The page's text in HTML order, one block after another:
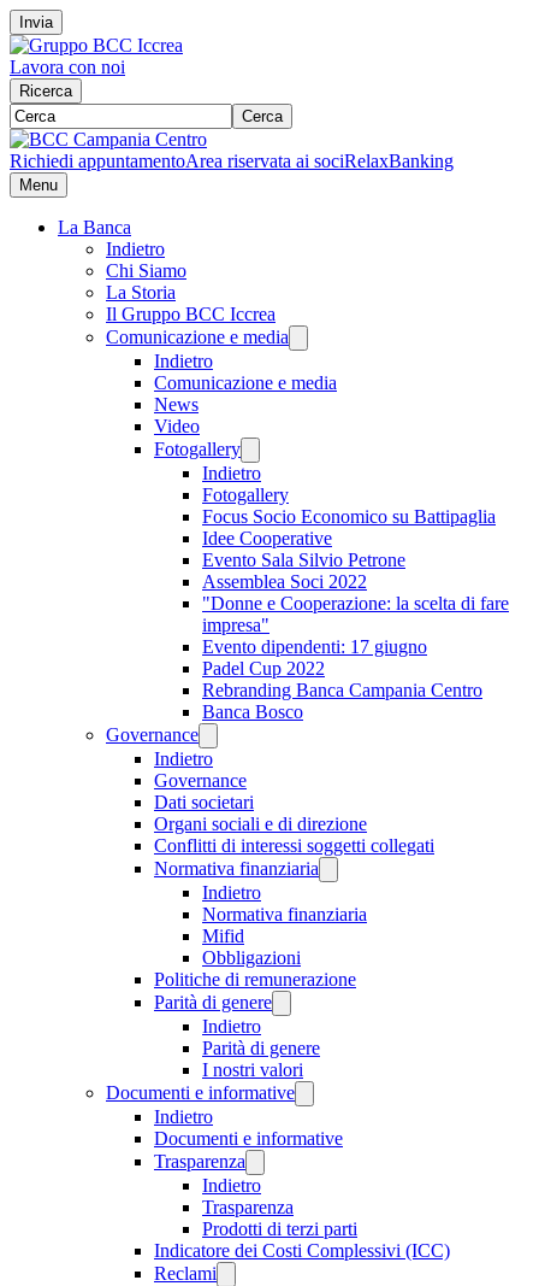
Invia
Lavora con noi
Ricerca
Cerca
Richiedi appuntamentoArea riservata ai sociRelaxBanking
Menu
La Banca
Indietro
Chi Siamo
La Storia
Il Gruppo BCC Iccrea
Comunicazione e media
Indietro
Comunicazione e media
News
Video
Fotogallery
Indietro
Fotogallery
Focus Socio Economico su Battipaglia
Idee Cooperative
Evento Sala Silvio Petrone
Assemblea Soci 2022
"Donne e Cooperazione: la scelta di fare
impresa"
Evento dipendenti: 17 giugno
Padel Cup 2022
Rebranding Banca Campania Centro
Banca Bosco
Governance
Indietro
Governance
Dati societari
Organi sociali e di direzione
Conflitti di interessi soggetti collegati
Normativa finanziaria
Indietro
Normativa finanziaria
Mifid
Obbligazioni
Politiche di remunerazione
Parità di genere
Indietro
Parità di genere
I nostri valori
Documenti e informative
Indietro
Documenti e informative
Trasparenza
Indietro
Trasparenza
Prodotti di terzi parti
Indicatore dei Costi Complessivi (ICC)
Reclami